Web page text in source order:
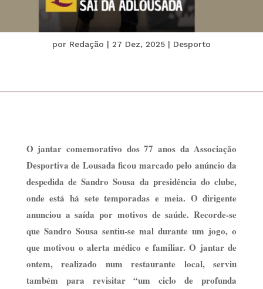
por Redação | 27 Dez, 2025 | Desporto
O jantar comemorativo dos 77 anos da Associação
Desportiva de Lousada ficou marcado pelo anúncio da
despedida de Sandro Sousa da presidência do clube,
onde está há sete temporadas e meia. O dirigente
anunciou a saída por motivos de saúde. Recorde-se
que Sandro Sousa sentiu-se mal durante um jogo, o
que motivou o alerta médico e familiar. O jantar de
ontem, realizado num restaurante local, serviu
também para revisitar “um ciclo de profunda